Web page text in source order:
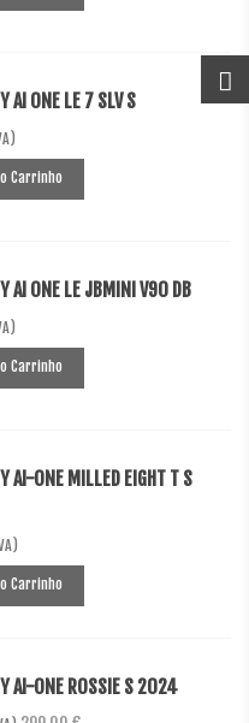
AI ONE LE 7 SLV S
Carrinho
AI ONE LE JBMINI V90 DB
Carrinho
AI-ONE MILLED EIGHT T S
Carrinho
AI-ONE ROSSIE S 2024